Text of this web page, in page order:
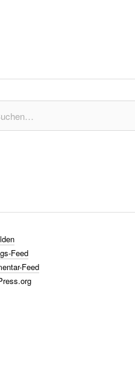
Feed
Feed